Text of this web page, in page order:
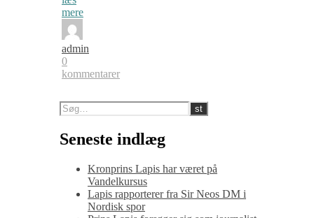
mere
admin
0
kommentarer
Seneste indlæg
Kronprins Lapis har været på
Vandelkursus
Lapis rapporterer fra Sir Neos DM i
Nordisk spor